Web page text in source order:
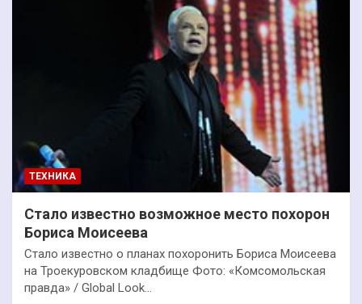
ТЕХНИКА
Стало известно возможное место похорон
Бориса Моисеева
Стало известно о планах похоронить Бориса Моисеева
на Троекуровском кладбище Фото: «Комсомольская
правда» / Global Look…